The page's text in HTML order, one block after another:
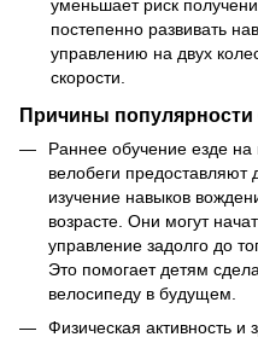
уменьшает риск
постепенно развивать
управлению на двух
скорости.
Причины популярности
Раннее обучение езде
велобеги предоставляют
изучение навыков
возрасте. Они могут
управление задолго до
Это помогает детям
велосипеду в будущем.
Физическая активность